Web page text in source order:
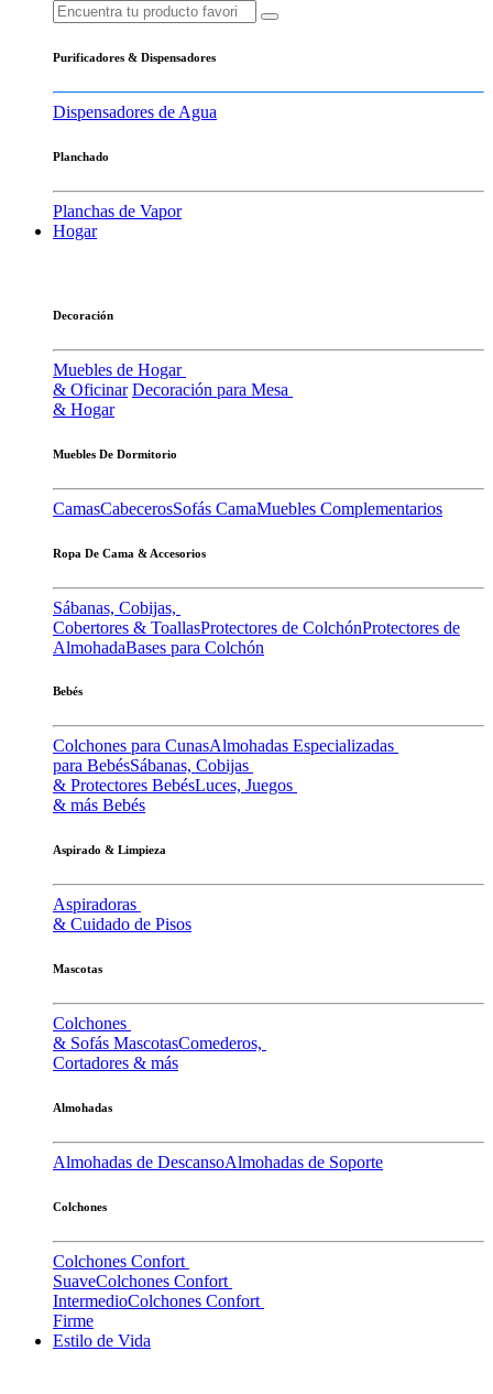
Purificadores & Dispensadores
Dispensadores de Agua
Planchado
Planchas de Vapor
Hogar
Decoración
Muebles de Hogar
& Oficinar Decoración para Mesa
& Hogar
Muebles De Dormitorio
CamasCabecerosSofás CamaMuebles Complementarios
Ropa De Cama & Accesorios
Sábanas, Cobijas,
Cobertores & ToallasProtectores de ColchónProtectores de
AlmohadaBases para Colchón
Bebés
Colchones para CunasAlmohadas Especializadas
para BebésSábanas, Cobijas
& Protectores BebésLuces, Juegos
& más Bebés
Aspirado & Limpieza
Aspiradoras
& Cuidado de Pisos
Mascotas
Colchones
& Sofás MascotasComederos,
Cortadores & más
Almohadas
Almohadas de DescansoAlmohadas de Soporte
Colchones
Colchones Confort
SuaveColchones Confort
IntermedioColchones Confort
Firme
Estilo de Vida